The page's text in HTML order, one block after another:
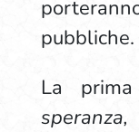
pubbliche.
La